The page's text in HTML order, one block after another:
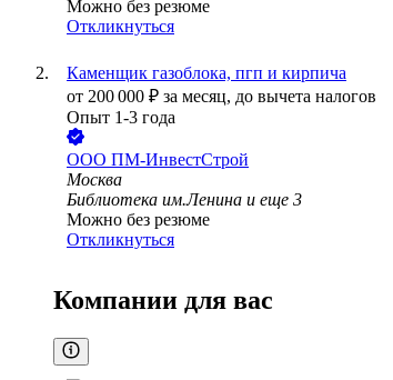
Можно без резюме
Откликнуться
Каменщик газоблока, пгп и кирпича
от 200 000 ₽ за месяц, до вычета налогов
Опыт 1-3 года
ООО ПМ-ИнвестСтрой
Москва
Библиотека им.Ленина и еще 3
Можно без резюме
Откликнуться
Компании для вас